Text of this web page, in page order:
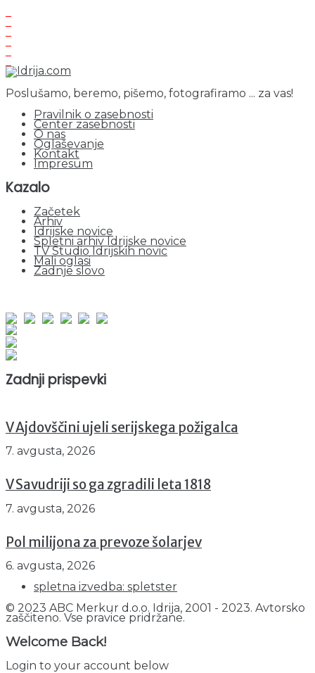
Poslušamo, beremo, pišemo, fotografiramo ... za vas!
Pravilnik o zasebnosti
Center zasebnosti
O nas
Oglaševanje
Kontakt
Impresum
Kazalo
Začetek
Arhiv
Idrijske novice
Spletni arhiv Idrijske novice
TV Studio Idrijskih novic
Mali oglasi
Zadnje slovo
Zadnji prispevki
V Ajdovščini ujeli serijskega požigalca
7. avgusta, 2026
V Savudriji so ga zgradili leta 1818
7. avgusta, 2026
Pol milijona za prevoze šolarjev
6. avgusta, 2026
spletna izvedba: spletster
© 2023 ABC Merkur d.o.o. Idrija, 2001 - 2023. Avtorsko
zaščiteno. Vse pravice pridržane.
Welcome Back!
Login to your account below